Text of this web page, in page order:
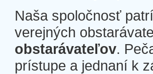
Naša spoločnosť
verejných
obstarávateľov.
prístupe a jednaní k